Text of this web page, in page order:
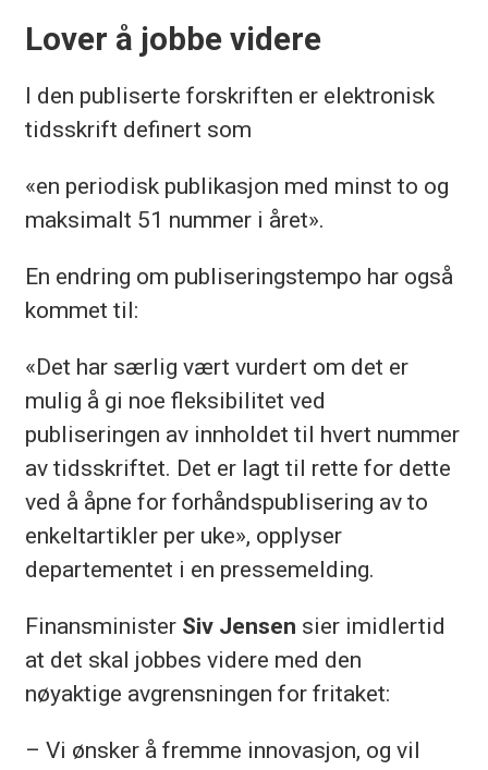
Lover å jobbe videre
I den publiserte forskriften er elektronisk
tidsskrift definert som
«en periodisk publikasjon med minst to og
maksimalt 51 nummer i året».
En endring om publiseringstempo har også
kommet til:
«Det har særlig vært vurdert om det er
mulig å gi noe fleksibilitet ved
publiseringen av innholdet til hvert nummer
av tidsskriftet. Det er lagt til rette for dette
ved å åpne for forhåndspublisering av to
enkeltartikler per uke», opplyser
departementet i en pressemelding.
Finansminister Siv Jensen sier imidlertid
at det skal jobbes videre med den
nøyaktige avgrensningen for fritaket:
– Vi ønsker å fremme innovasjon, og vil